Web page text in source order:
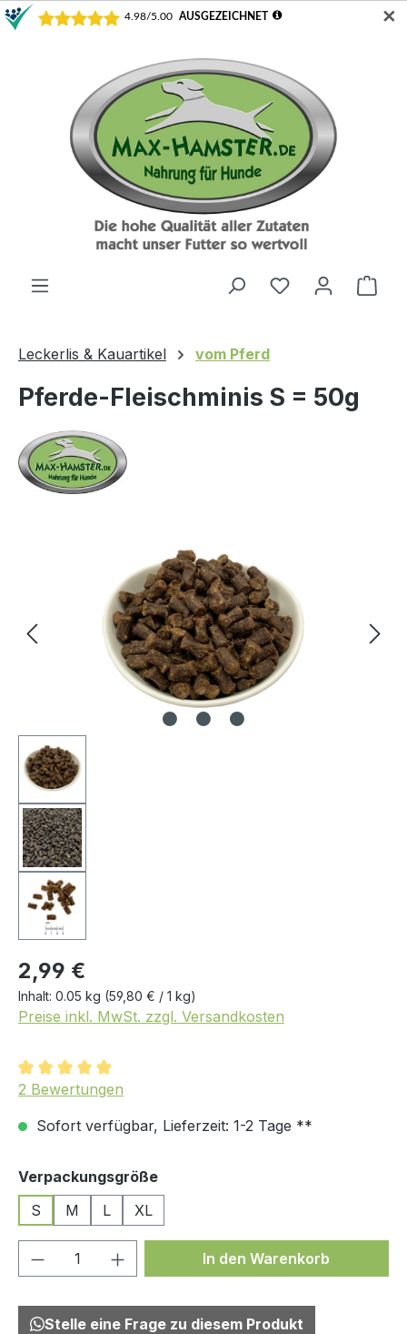
✕
Leckerlis & Kauartikel vom Pferd
Pferde-Fleischminis S = 50g
2,99 €
Inhalt: 0.05 kg (59,80 € / 1 kg)
Preise inkl. MwSt. zzgl. Versandkosten
Durchschnittliche Bewertung von 5 von 5 Sternen
2 Bewertungen
Sofort verfügbar, Lieferzeit: 1-2 Tage **
Verpackungsgrößeauswählen
S
M L XL
Produkt Anzahl: Gib denIn den Warenkorb
Stelle eine Frage zu diesem Produkt